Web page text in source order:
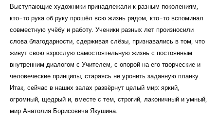
Выступающие художники принадлежали к разным поколениям,
кто-то рука об руку прошёл всю жизнь рядом, кто-то вспоминал
совместную учёбу и работу. Ученики разных лет произносили
слова благодарности, сдерживая слёзы, признавались в том, что
живут свою взрослую самостоятельную жизнь с постоянным
внутренним диалогом с Учителем, с опорой на его творческие и
человеческие принципы, стараясь не уронить заданную планку.
Итак, сейчас в наших залах развёрнут целый мир: яркий,
огромный, щедрый и, вместе с тем, строгий, лаконичный и умный,
мир Анатолия Борисовича Якушина.